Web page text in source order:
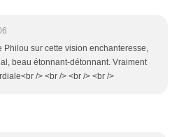
Philou sur cette vision enchanteresse,
beau étonnant-détonnant. Vraiment
/> <br /> <br /> <br />